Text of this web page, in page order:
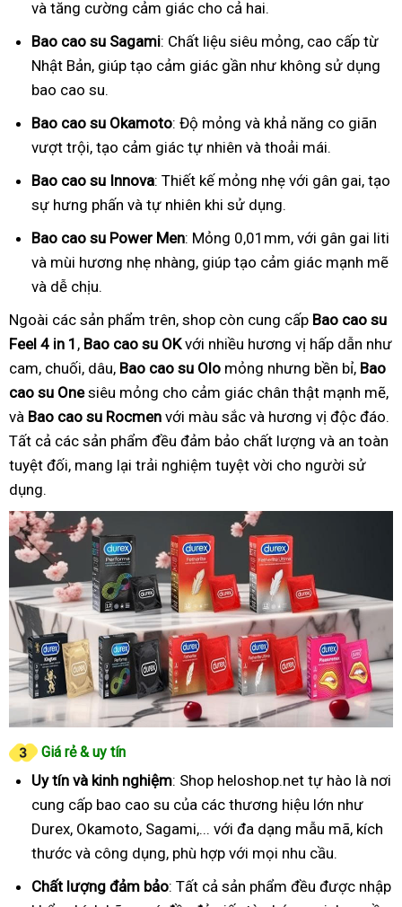
và tăng cường cảm giác cho cả hai.
Bao cao su Sagami: Chất liệu siêu mỏng, cao cấp từ
Nhật Bản, giúp tạo cảm giác gần như không sử dụng
bao cao su.
Bao cao su Okamoto: Độ mỏng và khả năng co giãn
vượt trội, tạo cảm giác tự nhiên và thoải mái.
Bao cao su Innova: Thiết kế mỏng nhẹ với gân gai, tạo
sự hưng phấn và tự nhiên khi sử dụng.
Bao cao su Power Men: Mỏng 0,01mm, với gân gai liti
và mùi hương nhẹ nhàng, giúp tạo cảm giác mạnh mẽ
và dễ chịu.
Ngoài các sản phẩm trên, shop còn cung cấp Bao cao su
Feel 4 in 1 , Bao cao su OKvới nhiều hương vị hấp dẫn như
cam, chuối, dâu, Bao cao su Olo mỏng nhưng bền bỉ, Bao
cao su Onesiêu mỏng cho cảm giác chân thật mạnh mẽ,
và Bao cao su Rocmen với màu sắc và hương vị độc đáo.
Tất cả các sản phẩm đều đảm bảo chất lượng và an toàn
tuyệt đối, mang lại trải nghiệm tuyệt vời cho người sử
dụng.
Giá rẻ & uy tín
Uy tín và kinh nghiệm: Shop heloshop.net tự hào là nơi
cung cấp bao cao su của các thương hiệu lớn như
Durex, Okamoto, Sagami,... với đa dạng mẫu mã, kích
thước và công dụng, phù hợp với mọi nhu cầu.
Chất lượng đảm bảo: Tất cả sản phẩm đều được nhập